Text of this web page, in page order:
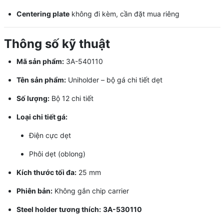
Centering platekhông đi kèm, cần đặt mua riêng
Thông số kỹ thuật
Mã sản phẩm:3A-540110
Tên sản phẩm:Uniholder – bộ gá chi tiết dẹt
Số lượng:Bộ 12 chi tiết
Loại chi tiết gá:
Điện cực dẹt
Phôi dẹt (oblong)
Kích thước tối đa:25 mm
Phiên bản:Không gắn chip carrier
Steel holder tương thích: 3A-530110